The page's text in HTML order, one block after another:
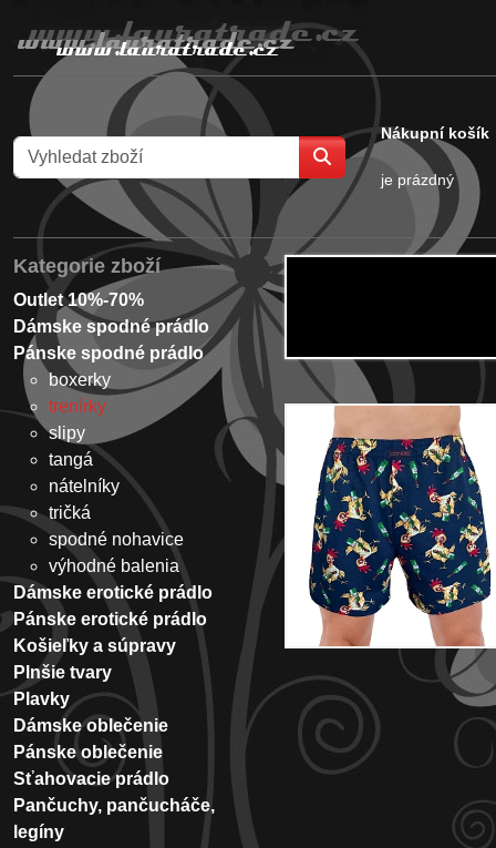
Nákupní košík
je prázdný
Kategorie zboží
Outlet 10%-70%
Dámske spodné prádlo
Pánske spodné prádlo
boxerky
trenírky
slipy
tangá
nátelníky
tričká
spodné nohavice
výhodné balenia
Dámske erotické prádlo
Pánske erotické prádlo
Košieľky a súpravy
Plnšie tvary
Plavky
Dámske oblečenie
Pánske oblečenie
Sťahovacie prádlo
Pančuchy, pančucháče,
legíny